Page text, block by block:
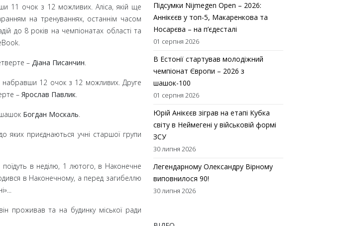
11 очок з 12 можливих. Аліса, якій ще
на тренуваннях, останнім часом
до 8 років на чемпіонатах області та
– Діана Писанчин.
набравши 12 очок з 12 можливих. Друге
– Ярослав Павлик.
Богдан Москаль.
яких приєднаються учні старшої групи
поїдуть в неділю, 1 лютого, в Наконечне
в Наконечному, а перед загибеллю
проживав та на будинку міської ради
Підсумки Nijmegen Open – 2026:
Аннікєєв у топ-5, Макаренкова та
Носарєва – на п’єдесталі
01 серпня 2026
В Естонії стартував молодіжний
чемпіонат Європи – 2026 з
шашок-100
01 серпня 2026
Юрій Анікєєв зіграв на етапі Кубка
світу в Неймегені у військовій формі
ЗСУ
30 липня 2026
Легендарному Олександру Вірному
виповнилося 90!
30 липня 2026